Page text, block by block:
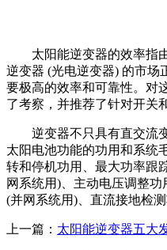
太阳能逆变器的效率指由
逆变器 (光电逆变器) 的市场
要极高的效率和可靠性。对
了考察，并推荐了针对开关
逆变器不只具有直交流变
太阳电池功能的功用和系统
转和停机功用、最大功率跟
网系统用)、主动电压调整
(并网系统用)、直流接地检测
上一篇： 太阳能逆变器五大